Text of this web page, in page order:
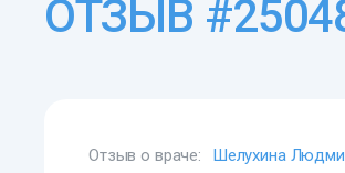
ОТЗЫВ
Отзыв о враче: Шелухина